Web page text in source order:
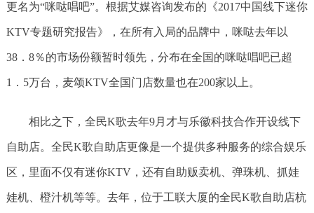
更名为“咪哒唱吧”。根据艾媒咨询发布的《2017中国线下迷你
KTV专题研究报告》，在所有入局的品牌中，咪哒去年以
38．8％的市场份额暂时领先，分布在全国的咪哒唱吧已超
1．5万台，麦颂KTV全国门店数量也在200家以上。
相比之下，全民K歌去年9月才与乐徽科技合作开设线下
自助店。全民K歌自助店更像是一个提供多种服务的综合娱乐
区，里面不仅有迷你KTV，还有自助贩卖机、弹珠机、抓娃
娃机、橙汁机等等。去年，位于工联大厦的全民K歌自助店杭